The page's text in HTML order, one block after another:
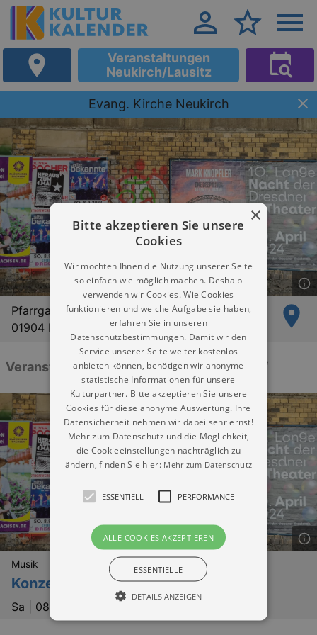
Veranstaltungen
Neukirch/Lausitz
Evang. Kirche Neukirch
Pfarrgasse 1
01904 Neukirch
Veranstaltungen: „Evang. Kirche Neukirch“
Musik
Konzert Sempre Rubato
Sa | 08.08.2026 | 19:30
×
Bitte akzeptieren Sie unsere
Cookies
Wir möchten Ihnen die Nutzung unserer Seite
so einfach wie möglich machen. Deshalb
verwenden wir Cookies. Wie Cookies
funktionieren und welche Aufgabe sie haben,
erfahren Sie in unseren
Datenschutzbestimmungen. Damit wir den
Service unserer Seite weiter kostenlos
anbieten können, benötigen wir anonyme
statistische Informationen für unsere
Kulturpartner. Bitte akzeptieren Sie unsere
Cookies für diese anonyme Auswertung. Ihre
Datensicherheit nehmen wir dabei sehr ernst!
Mehr zum Datenschutz und die Möglichkeit,
die Cookieeinstellungen nachträglich zu
ändern, finden Sie hier: Mehr zum Datenschutz
ESSENTIELL PERFORMANCE
ALLE COOKIES AKZEPTIEREN
ESSENTIELLE
DETAILS ANZEIGEN